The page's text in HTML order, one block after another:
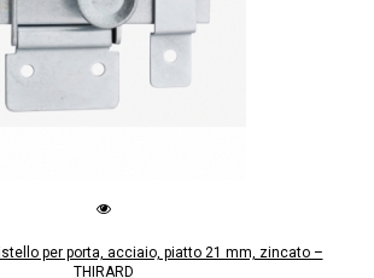
per porta, acciaio, piatto 21 mm, zincato –
THIRARD